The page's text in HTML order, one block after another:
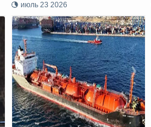
сорваны
июль 23 2026